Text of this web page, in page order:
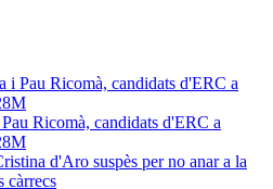
Ricomà, candidats d'ERC a